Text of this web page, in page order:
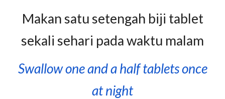
Makan satu setengah biji tablet
sekali sehari pada waktu malam
Swallowone and a halftablets once
at night